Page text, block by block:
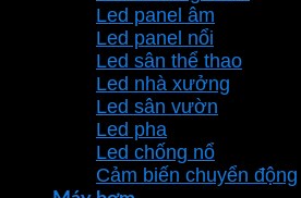
Led panel âm
Led panel nổi
Led sân thể thao
Led nhà xưởng
Led sân vườn
Led pha
Led chống nổ
Cảm biến chuyển động